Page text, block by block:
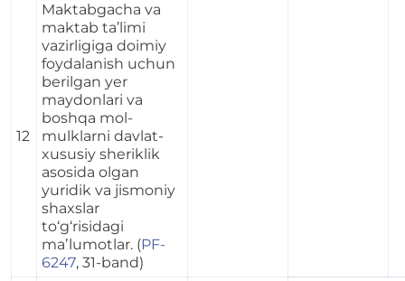
12
Maktabgacha va
maktab ta’limi
vazirligiga doimiy
foydalanish uchun
berilgan yer
maydonlari va
boshqa mol-
mulklarni davlat-
xususiy sheriklik
asosida olgan
yuridik va jismoniy
shaxslar
to‘g‘risidagi
maʼlumotlar. (PF-
6247, 31-band)